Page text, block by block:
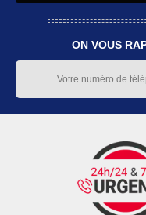
ON VOUS